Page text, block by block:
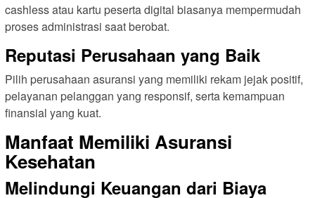
cashless atau kartu peserta digital biasanya mempermudah
proses administrasi saat berobat.
Reputasi Perusahaan yang Baik
Pilih perusahaan asuransi yang memiliki rekam jejak positif,
pelayanan pelanggan yang responsif, serta kemampuan
finansial yang kuat.
Manfaat Memiliki Asuransi
Kesehatan
Melindungi Keuangan dari Biaya